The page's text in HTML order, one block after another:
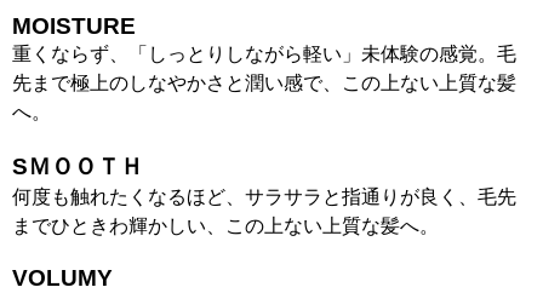
MOISTURE
重くならず、「しっとりしながら軽い」未体験の感覚。毛
先まで極上のしなやかさと潤い感で、この上ない上質な髪
へ。
SＭＯＯＴＨ
何度も触れたくなるほど、サラサラと指通りが良く、毛先
までひときわ輝かしい、この上ない上質な髪へ。
VOLUMY